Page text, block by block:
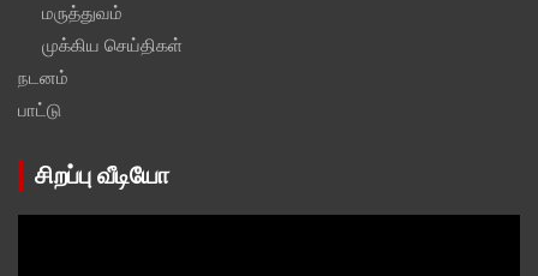
மருத்துவம்
முக்கிய செய்திகள்
நடனம்
பாட்டு
சிறப்பு வீடியோ